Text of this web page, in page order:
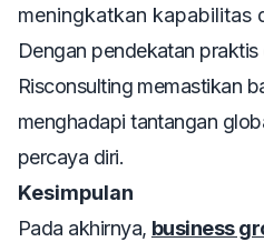
meningkatkan kapabilitas
Dengan pendekatan
Risconsulting memastikan
menghadapi tantangan
percaya diri.
Kesimpulan
Pada akhirnya, business